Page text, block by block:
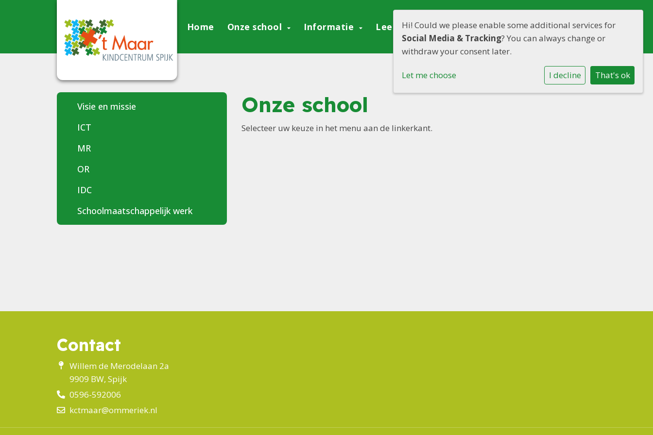
Home Onze school Informatie Leerling aanmelden Contact
Visie en missie
ICT
MR
OR
IDC
Schoolmaatschappelijk werk
Onze school
Selecteer uw keuze in het menu aan de linkerkant.
Contact
Willem de Merodelaan 2a
9909 BW, Spijk
0596-592006
kctmaar@ommeriek.nl
Hi! Could we please enable some additional services for
Social Media & Tracking? You can always change or
withdraw your consent later.
Let me choose I decline That's ok